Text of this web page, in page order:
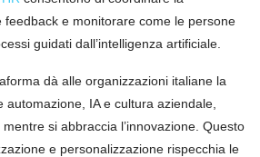
feedback e monitorare come le persone
guidati dall’intelligenza artificiale.
dà alle organizzazioni italiane la
IA e cultura aziendale,
si abbraccia l’innovazione. Questo
e personalizzazione rispecchia le